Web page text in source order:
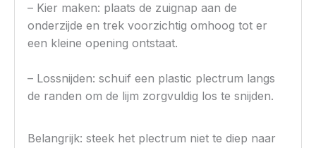
– Kier maken: plaats de zuignap aan de
onderzijde en trek voorzichtig omhoog tot er
een kleine opening ontstaat.
– Lossnijden: schuif een plastic plectrum langs
de randen om de lijm zorgvuldig los te snijden.
Belangrijk: steek het plectrum niet te diep naar